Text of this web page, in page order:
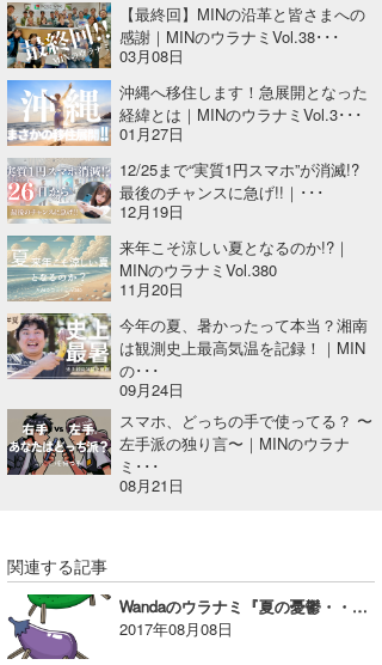
【最終回】MINの沿革と皆さまへの
感謝｜MINのウラナミVol.38･･･
03月08日
沖縄へ移住します！急展開となった
経緯とは｜MINのウラナミVol.3･･･
01月27日
12/25まで“実質1円スマホ”が消滅!?
最後のチャンスに急げ!!｜･･･
12月19日
来年こそ涼しい夏となるのか!?｜
MINのウラナミVol.380
11月20日
今年の夏、暑かったって本当？湘南
は観測史上最高気温を記録！｜MIN
の･･･
09月24日
スマホ、どっちの手で使ってる？ 〜
左手派の独り言〜｜MINのウラナ
ミ･･･
08月21日
関連する記事
Wandaのウラナミ『夏の憂鬱・・・』
2017年08月08日